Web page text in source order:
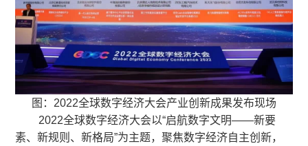
图：2022全球数字经济大会产业创新成果发布现场
2022全球数字经济大会以“启航数字文明——新要
素、新规则、新格局”为主题，聚焦数字经济自主创新，